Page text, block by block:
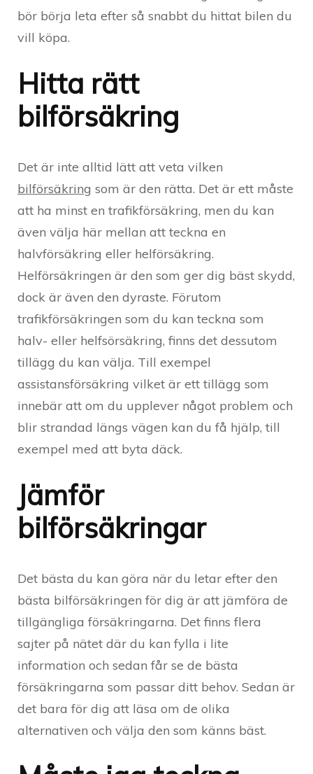
bör börja leta efter så snabbt du hittat bilen du
vill köpa.
Hitta rätt
bilförsäkring
Det är inte alltid lätt att veta vilken
bilförsäkring som är den rätta. Det är ett måste
att ha minst en trafikförsäkring, men du kan
även välja här mellan att teckna en
halvförsäkring eller helförsäkring.
Helförsäkringen är den som ger dig bäst skydd,
dock är även den dyraste. Förutom
trafikförsäkringen som du kan teckna som
halv- eller helfsörsäkring, finns det dessutom
tillägg du kan välja. Till exempel
assistansförsäkring vilket är ett tillägg som
innebär att om du upplever något problem och
blir strandad längs vägen kan du få hjälp, till
exempel med att byta däck.
Jämför
bilförsäkringar
Det bästa du kan göra när du letar efter den
bästa bilförsäkringen för dig är att jämföra de
tillgängliga försäkringarna. Det finns flera
sajter på nätet där du kan fylla i lite
information och sedan får se de bästa
försäkringarna som passar ditt behov. Sedan är
det bara för dig att läsa om de olika
alternativen och välja den som känns bäst.